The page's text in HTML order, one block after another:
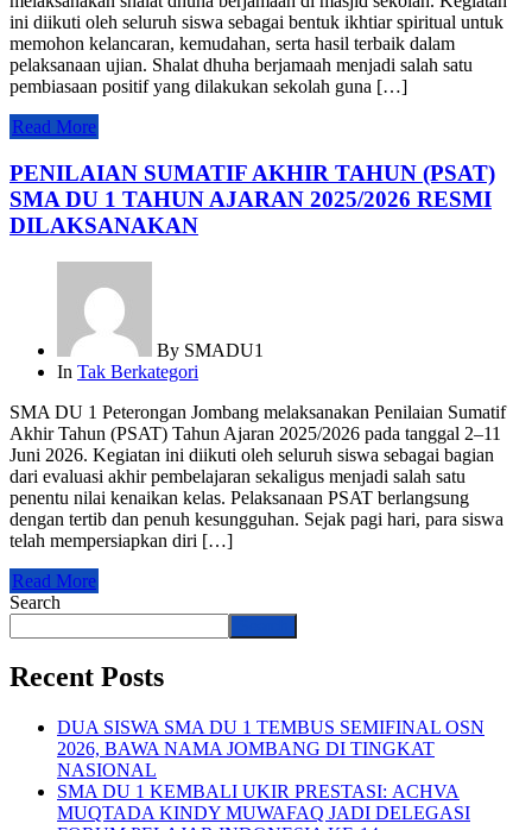
ini diikuti oleh seluruh siswa sebagai bentuk ikhtiar spiritual untuk
memohon kelancaran, kemudahan, serta hasil terbaik dalam
pelaksanaan ujian. Shalat dhuha berjamaah menjadi salah satu
pembiasaan positif yang dilakukan sekolah guna […]
Read More
PENILAIAN SUMATIF AKHIR TAHUN (PSAT)
SMA DU 1 TAHUN AJARAN 2025/2026 RESMI
DILAKSANAKAN
By SMADU1
In Tak Berkategori
SMA DU 1 Peterongan Jombang melaksanakan Penilaian Sumatif
Akhir Tahun (PSAT) Tahun Ajaran 2025/2026 pada tanggal 2–11
Juni 2026. Kegiatan ini diikuti oleh seluruh siswa sebagai bagian
dari evaluasi akhir pembelajaran sekaligus menjadi salah satu
penentu nilai kenaikan kelas. Pelaksanaan PSAT berlangsung
dengan tertib dan penuh kesungguhan. Sejak pagi hari, para siswa
telah mempersiapkan diri […]
Read More
Search
Recent Posts
DUA SISWA SMA DU 1 TEMBUS SEMIFINAL OSN
2026, BAWA NAMA JOMBANG DI TINGKAT
NASIONAL
SMA DU 1 KEMBALI UKIR PRESTASI: ACHVA
MUQTADA KINDY MUWAFAQ JADI DELEGASI